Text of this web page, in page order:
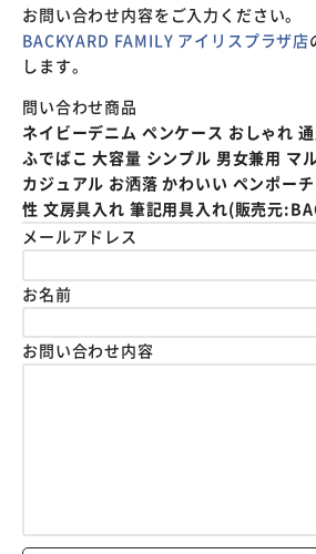
お問い合わせ内容をご入力ください。
BACKYARD FAMILY アイリスプラザ店
します。
問い合わせ商品
ネイビーデニム ペンケース おしゃれ
ふでばこ 大容量 シンプル 男女兼用 マ
カジュアル お洒落 かわいい ペンポー
性 文房具入れ 筆記用具入れ(販売元
メールアドレス
お名前
お問い合わせ内容